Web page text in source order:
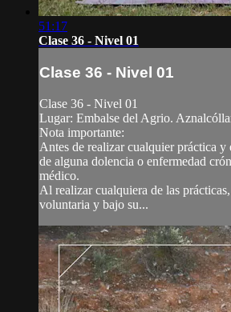
51:17
Clase 36 - Nivel 01
Clase 36 - Nivel 01
Clase 36 - Nivel 01
Lugar: Embalse del Agrio.
Nota importante:
Antes de realizar cualquier práctica y
de alguna dolencia o enfermedad
médico.
Al realizar cualquiera de las
voluntaria y bajo su...